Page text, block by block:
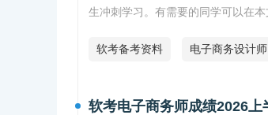
生冲刺学习。有需要的同学可以在
软考备考资料 电子商务设计师
软考电子商务师成绩2026